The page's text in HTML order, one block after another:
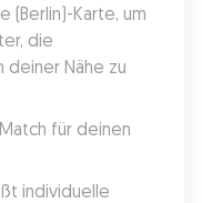
(Berlin)-Karte, um
die
deiner Nähe zu
für deinen
individuelle